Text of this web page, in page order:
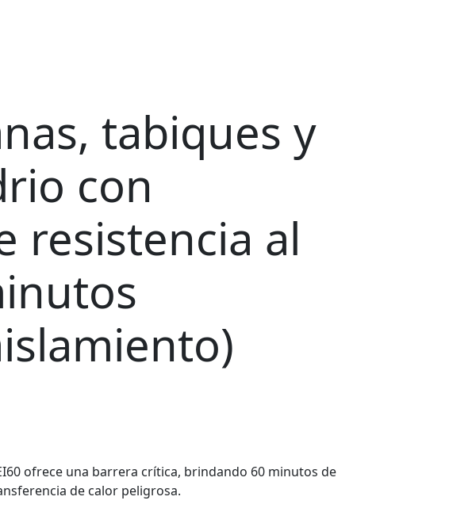
tabiques y
con
resistencia al
ofrece una barrera crítica, brindando 60 minutos de
de calor peligrosa.